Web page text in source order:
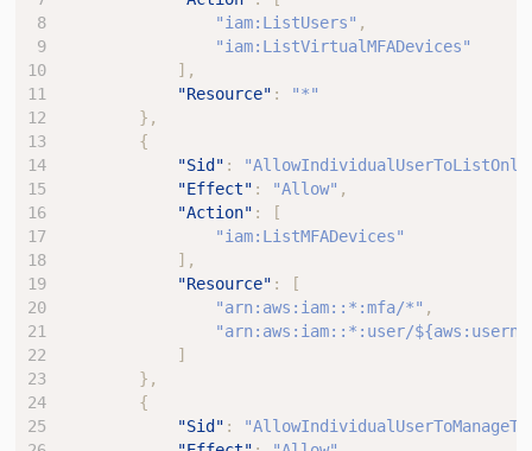
8
9
10
14
16
17
18
19
20
24
"iam:ListUsers" ,
"iam:ListVirtualMFADevices"
],
"Resource" :
"*"
},
{
"Sid" :
"Effect" : "Allow" ,
"Action" :
[
"iam:ListMFADevices"
],
"Resource" :
[
"arn:aws:iam::*:mfa/*" ,
"arn:aws:iam::*:user/
]
},
{
"Sid" :